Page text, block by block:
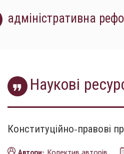
адміністративна
Наукові
Конституційно-правові
Колектив авторів